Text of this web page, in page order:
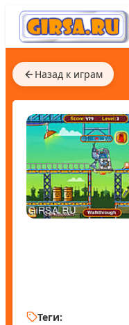
Назад к играм
Теги: